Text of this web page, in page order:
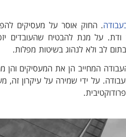
. החוק אוסר על מעסיקים
ודת. על מנת להבטיח שהעובדים
לב ולא לנהוג בשיטות מפלות.
המחייב הן את המעסיקים והן
על ידי שמירה על עיקרון זה,